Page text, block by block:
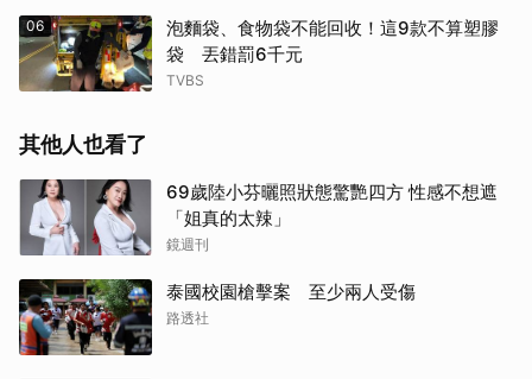
06
泡麵袋、食物袋不能回收！這9款不算塑膠
袋 丟錯罰6千元
TVBS
其他人也看了
69歲陸小芬曬照狀態驚艷四方 性感不想遮
「姐真的太辣」
鏡週刊
泰國校園槍擊案 至少兩人受傷
路透社